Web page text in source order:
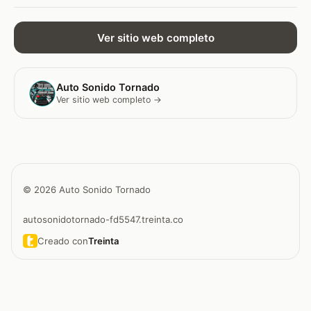
Ver sitio web completo
Auto Sonido Tornado
Ver sitio web completo →
© 2026 Auto Sonido Tornado
autosonidotornado-fd5547.treinta.co
Creado conTreinta